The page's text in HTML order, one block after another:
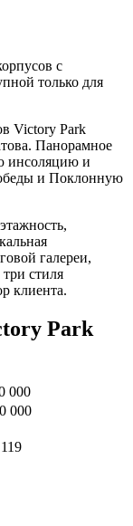
с
только для
Victory Park
Панорамное
инсоляцию и
и Поклонную
галереи,
стиля
клиента.
Park
000
000
119